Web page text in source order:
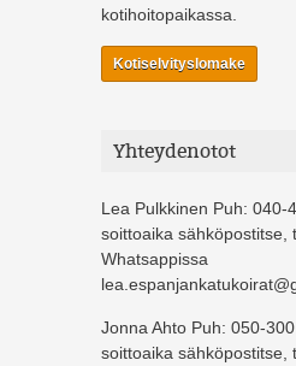
kotihoitopaikassa.
Kotiselvityslomake
Yhteydenotot
Lea Pulkkinen Puh: 040-
soittoaika sähköpostitse,
Whatsappissa
Jonna Ahto Puh: 050-
soittoaika sähköpostitse,